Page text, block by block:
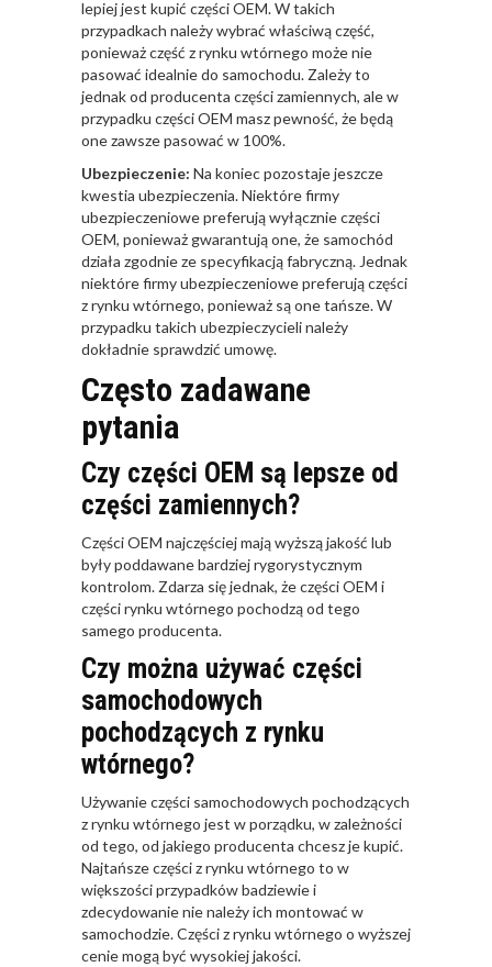
lepiej jest kupić części OEM. W takich
przypadkach należy wybrać właściwą część,
ponieważ część z rynku wtórnego może nie
pasować idealnie do samochodu. Zależy to
jednak od producenta części zamiennych, ale w
przypadku części OEM masz pewność, że będą
one zawsze pasować w 100%.
Ubezpieczenie: Na koniec pozostaje jeszcze
kwestia ubezpieczenia. Niektóre firmy
ubezpieczeniowe preferują wyłącznie części
OEM, ponieważ gwarantują one, że samochód
działa zgodnie ze specyfikacją fabryczną. Jednak
niektóre firmy ubezpieczeniowe preferują części
z rynku wtórnego, ponieważ są one tańsze. W
przypadku takich ubezpieczycieli należy
dokładnie sprawdzić umowę.
Często zadawane
pytania
Czy części OEM są lepsze od
części zamiennych?
Części OEM najczęściej mają wyższą jakość lub
były poddawane bardziej rygorystycznym
kontrolom. Zdarza się jednak, że części OEM i
części rynku wtórnego pochodzą od tego
samego producenta.
Czy można używać części
samochodowych
pochodzących z rynku
wtórnego?
Używanie części samochodowych pochodzących
z rynku wtórnego jest w porządku, w zależności
od tego, od jakiego producenta chcesz je kupić.
Najtańsze części z rynku wtórnego to w
większości przypadków badziewie i
zdecydowanie nie należy ich montować w
samochodzie. Części z rynku wtórnego o wyższej
cenie mogą być wysokiej jakości.